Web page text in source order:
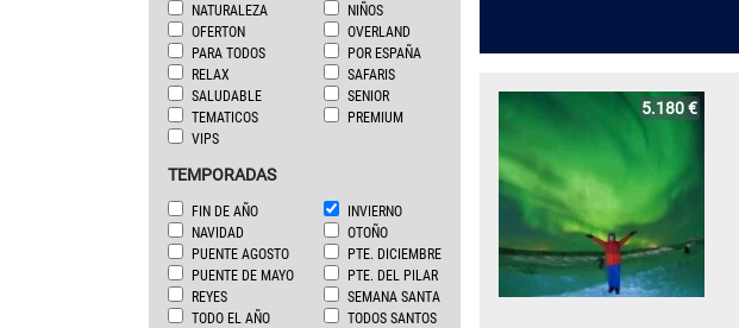
NATURALEZA
NIÑOS
OFERTON
OVERLAND
PARA TODOS
POR ESPAÑA
RELAX
SAFARIS
SALUDABLE
SENIOR
TEMATICOS
PREMIUM
VIPS
TEMPORADAS
FIN DE AÑO
INVIERNO
NAVIDAD
OTOÑO
PUENTE AGOSTO
PTE. DICIEMBRE
PUENTE DE MAYO
PTE. DEL PILAR
REYES
SEMANA SANTA
TODO EL AÑO
TODOS SANTOS
5.180 €